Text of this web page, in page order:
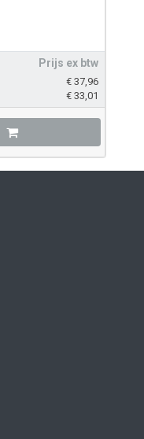
Prijs ex btw
€ 37,96
€ 33,01